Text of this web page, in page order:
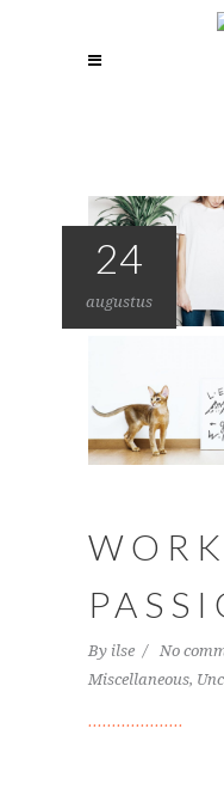
24
augustus
WORK
By ilse No
Miscellaneous,